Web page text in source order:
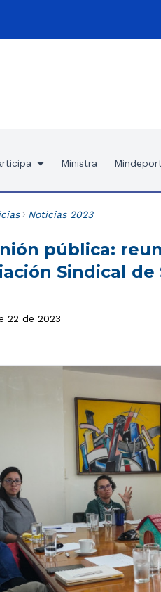
Ministra
Noticias 2023
pública:
Sindical
22 de 2023